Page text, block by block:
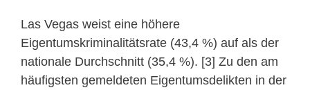
Las Vegas weist eine höhere
Eigentumskriminalitätsrate (43,4 %) auf als der
nationale Durchschnitt (35,4 %). [3] Zu den am
häufigsten gemeldeten Eigentumsdelikten in der